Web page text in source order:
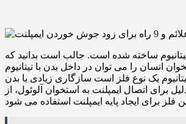
تیتانیوم ساخته شده است. جالب است بدانید که
انسان را می توان در داخل بدن با تیتانیوم
یک نوع فلز است سازگاری زیادی با بدن
برای اتصال ایمپلنت به استخوان آلوئول، از